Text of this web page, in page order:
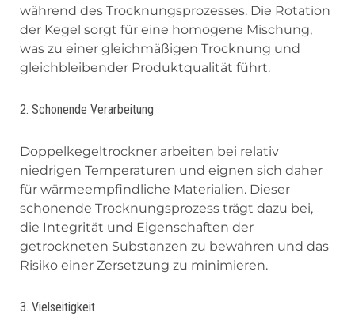
während des Trocknungsprozesses. Die Rotation
der Kegel sorgt für eine homogene Mischung,
was zu einer gleichmäßigen Trocknung und
gleichbleibender Produktqualität führt.
2. Schonende Verarbeitung
Doppelkegeltrockner arbeiten bei relativ
niedrigen Temperaturen und eignen sich daher
für wärmeempfindliche Materialien. Dieser
schonende Trocknungsprozess trägt dazu bei,
die Integrität und Eigenschaften der
getrockneten Substanzen zu bewahren und das
Risiko einer Zersetzung zu minimieren.
3. Vielseitigkeit